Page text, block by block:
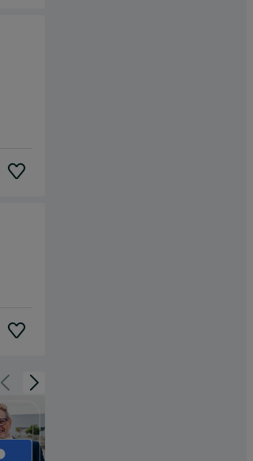
Cofnij do slajdu 1 z 3
Przejdź do slajdu 2 z 3